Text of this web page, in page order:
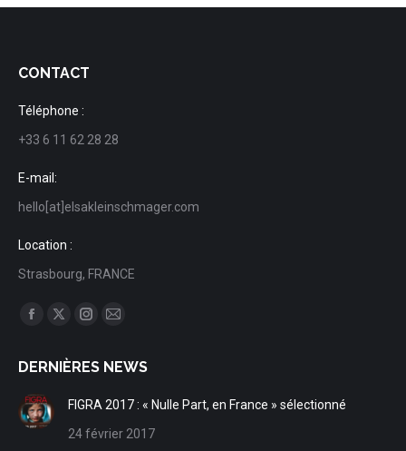
CONTACT
Téléphone :
+33 6 11 62 28 28
E-mail:
hello[at]elsakleinschmager.com
Location :
Strasbourg, FRANCE
Trouvez nous sur :
Facebook
opens
in
new
window
X
opens
window
Instagram
opens
window
Mail
opens
window
DERNIÈRES NEWS
FIGRA 2017 : « Nulle Part, en France » sélectionné
24 février 2017